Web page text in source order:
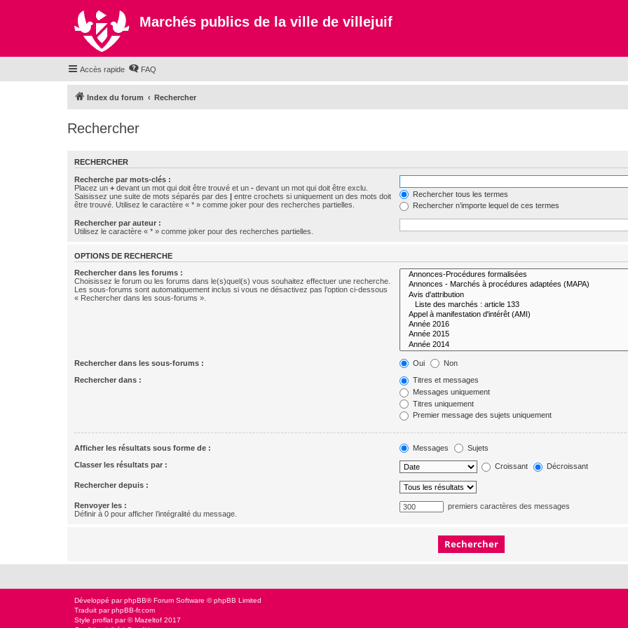
Marchés publics de la ville de villejuif
Accès rapide FAQ
Index du forum Rechercher
Rechercher
RECHERCHER
Recherche par mots-clés :
Placez un + devant un mot qui doit être trouvé et un - devant un mot qui doit être exclu.
Saisissez une suite de mots séparés par des | entre crochets si uniquement un des mots doit
être trouvé. Utilisez le caractère « * » comme joker pour des recherches partielles.
Rechercher tous les termes
Rechercher n’importe lequel de ces termes
Rechercher par auteur :
Utilisez le caractère « * » comme joker pour des recherches partielles.
OPTIONS DE RECHERCHE
Rechercher dans les forums :
Choisissez le forum ou les forums dans le(s)quel(s) vous souhaitez effectuer une recherche.
Les sous-forums sont automatiquement inclus si vous ne désactivez pas l’option ci-dessous
« Rechercher dans les sous-forums ».
Rechercher dans les sous-forums : Oui Non
Rechercher dans :
Titres et messages
Messages uniquement
Titres uniquement
Premier message des sujets uniquement
Afficher les résultats sous forme de : Messages Sujets
Classer les résultats par : Croissant Décroissant
Rechercher depuis :
Renvoyer les :
Définir à 0 pour afficher l’intégralité du message.
premiers caractères des messages
Développé parphpBB® Forum Software © phpBB Limited
Traduit parphpBB-fr.com
Style proflat par © Mazeltof 2017